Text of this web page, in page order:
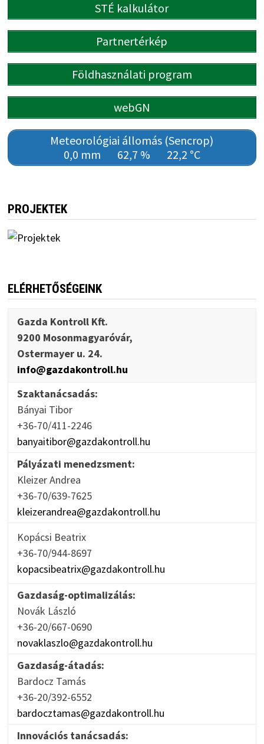
STÉ kalkulátor
Partnertérkép
Földhasználati program
webGN
Meteorológiai állomás (Sencrop)
0,0 mm
62,7 % 22,2 °C
PROJEKTEK
ELÉRHETŐSÉGEINK
Gazda Kontroll Kft.
9200 Mosonmagyaróvár,
Ostermayer u. 24.
info@gazdakontroll.hu
Szaktanácsadás:
Bányai Tibor
+36-70/411-2246
banyaitibor@gazdakontroll.hu
Pályázati menedzsment:
Kleizer Andrea
+36-70/639-7625
kleizerandrea@gazdakontroll.hu
Kopácsi Beatrix
+36-70/944-8697
kopacsibeatrix@gazdakontroll.hu
Gazdaság-optimalizálás:
Novák László
+36-20/667-0690
novaklaszlo@gazdakontroll.hu
Gazdaság-átadás:
Bardocz Tamás
+36-20/392-6552
bardocztamas@gazdakontroll.hu
Innovációs tanácsadás: